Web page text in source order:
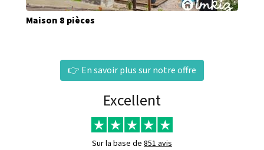
Maison 8 pièces
👉 En savoir plus sur notre offre
Excellent
Sur la base de 851 avis